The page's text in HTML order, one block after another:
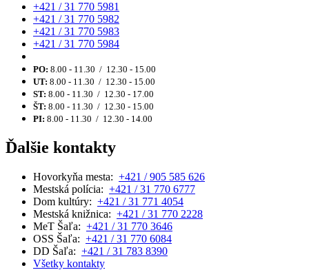
+421 / 31 770 5981
+421 / 31 770 5982
+421 / 31 770 5983
+421 / 31 770 5984
PO: 8.00 - 11.30 / 12.30 - 15.00
UT: 8.00 - 11.30 / 12.30 - 15.00
ST: 8.00 - 11.30 / 12.30 - 17.00
ŠT: 8.00 - 11.30 / 12.30 - 15.00
PI: 8.00 - 11.30 / 12.30 - 14.00
Ďalšie kontakty
Hovorkyňa mesta: +421 / 905 585 626
Mestská polícia: +421 / 31 770 6777
Dom kultúry: +421 / 31 771 4054
Mestská knižnica: +421 / 31 770 2228
MeT Šaľa: +421 / 31 770 3646
OSS Šaľa: +421 / 31 770 6084
DD Šaľa: +421 / 31 783 8390
Všetky kontakty